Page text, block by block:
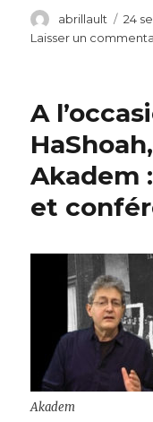
Auteur
abrillault
le
24
Laisser un
A
Akadem
et
Akadem